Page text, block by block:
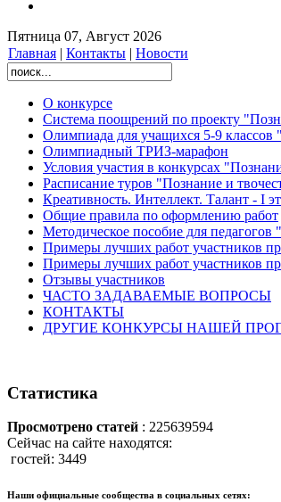
Пятница 07, Август 2026
Главная | Контакты | Новости
О конкурсе
Система поощрений по проекту
Олимпиада для учащихся 5-9
Олимпиадный ТРИЗ-марафон
Условия участия в конкурсах
Расписание туров "Познание и
Креативность. Интеллект. Талант - I
Общие правила по оформлению работ
Методическое пособие для педагогов
Примеры лучших работ участников
Примеры лучших работ участников
Отзывы участников
ЧАСТО ЗАДАВАЕМЫЕ ВОПРОСЫ
КОНТАКТЫ
ДРУГИЕ КОНКУРСЫ НАШЕЙ
Статистика
Просмотрено статей : 225639594
Сейчас на сайте находятся:
гостей: 3449
Наши официальные сообщества в социальных сетях: